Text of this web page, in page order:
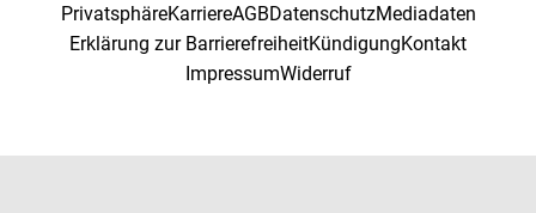
PrivatsphäreKarriereAGBDatenschutzMediadaten
Erklärung zur BarrierefreiheitKündigungKontakt
ImpressumWiderruf